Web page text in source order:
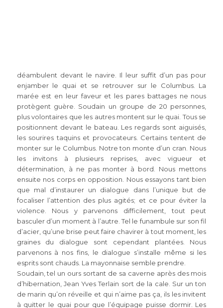
déambulent devant le navire. Il leur suffit d’un pas pour
enjamber le quai et se retrouver sur le Columbus. La
marée est en leur faveur et les pares battages ne nous
protègent guère. Soudain un groupe de 20 personnes,
plus volontaires que les autres montent sur le quai. Tous se
positionnent devant le bateau. Les regards sont aiguisés,
les sourires taquins et provocateurs. Certains tentent de
monter sur le Columbus. Notre ton monte d’un cran. Nous
les invitons à plusieurs reprises, avec vigueur et
détermination, à ne pas monter à bord. Nous mettons
ensuite nos corps en opposition. Nous essayons tant bien
que mal d’instaurer un dialogue dans l’unique but de
focaliser l’attention des plus agités; et ce pour éviter la
violence. Nous y parvenons difficilement, tout peut
basculer d’un moment à l’autre. Tel le funambule sur son fil
d’acier, qu’une brise peut faire chavirer à tout moment, les
graines du dialogue sont cependant plantées. Nous
parvenons à nos fins, le dialogue s’installe même si les
esprits sont chauds. La mayonnaise semble prendre.
Soudain, tel un ours sortant de sa caverne après des mois
d’hibernation, Jean Yves Terlain sort de la cale. Sur un ton
de marin qu’on réveille et qui n’aime pas ça, ils les invitent
à quitter le quai pour que l’équipage puisse dormir. Les